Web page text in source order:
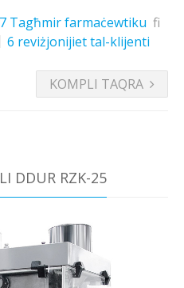
Tagħmir farmaċewtiku fi
6 reviżjonijiet tal-klijenti
KOMPLI TAQRA
DDUR RZK-25